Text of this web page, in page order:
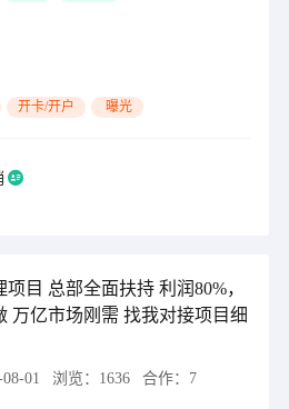
开卡/开户 曝光
目 总部全面扶持 利润80%，
万亿市场刚需 找我对接项目细
01 浏览： 1636 合作： 7